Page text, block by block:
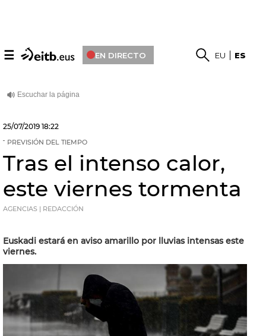
☰ EN DIRECTO EU ES
25/07/2019 18:22
PREVISIÓN DEL TIEMPO
Tras el intenso calor,
este viernes tormenta
AGENCIAS | REDACCIÓN
Euskadi estará en aviso amarillo por lluvias intensas este
viernes.